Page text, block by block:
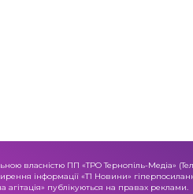
власністю ПП «ТРО Тернопіль-Медіа»
інформації «Т1 Новини»
публікуються на правах реклами.